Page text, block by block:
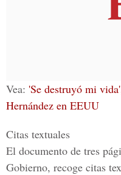
Vea: 'Se destruyó mi
Hernández en EEUU
Citas textuales
El documento de tres
Gobierno, recoge citas